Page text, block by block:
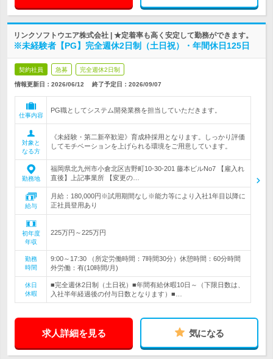
リンクソフトウエア株式会社 | ★定着率も高く安定して勤務ができます。
※未経験者【PG】完全週休2日制（土日祝）・年間休日125日
契約社員 急募 完全週休2日制
情報更新日：2026/06/12 終了予定日： 2026/09/07
仕事内容
PG職としてシステム開発業務を担当していただきます。
対象と
なる方
《未経験・第二新卒歓迎》育成枠採用となります。しっかり評価
してモチベーションを上げられる環境をご用意しています。
勤務地
福岡県北九州市小倉北区吉野町10-30-201 藤本ビルNo7 【雇入れ
直後】上記事業所 【変更の…
給与
月給：180,000円※試用期間なし※能力等により入社1年目以降に
正社員登用あり
初年度
年収
225万円～225万円
勤務
時間
9:00～17:30 （所定労働時間：7時間30分）休憩時間：60分時間
外労働：有(10時間/月)
休日
休暇
■完全週休2日制（土日祝）■年間有給休暇10日～（下限日数は、
入社半年経過後の付与日数となります）■…
求人詳細を見る 気になる